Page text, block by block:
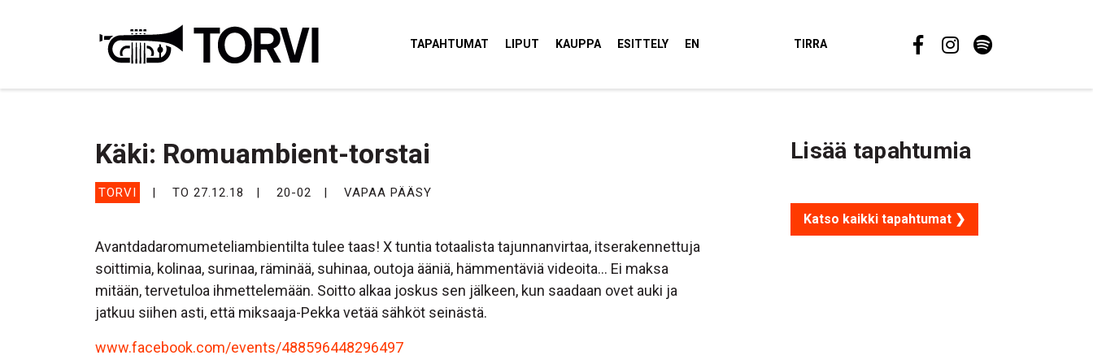
TAPAHTUMAT LIPUT KAUPPA ESITTELY EN TIRRA
Käki: Romuambient-torstai
TORVI TO 27.12.18 20-02 VAPAA PÄÄSY
Avantdadaromumeteliambientilta tulee taas! X tuntia totaalista tajunnanvirtaa, itserakennettuja
soittimia, kolinaa, surinaa, räminää, suhinaa, outoja ääniä, hämmentäviä videoita… Ei maksa
mitään, tervetuloa ihmettelemään. Soitto alkaa joskus sen jälkeen, kun saadaan ovet auki ja
jatkuu siihen asti, että miksaaja-Pekka vetää sähköt seinästä.
www.facebook.com/events/488596448296497
Lisää tapahtumia
Katso kaikki tapahtumat ❯